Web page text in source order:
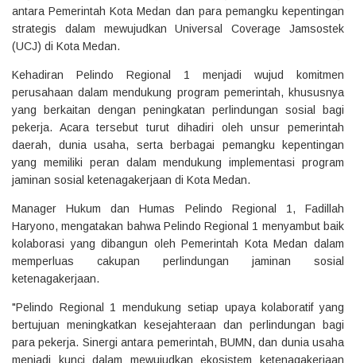
antara Pemerintah Kota Medan dan para pemangku kepentingan
strategis dalam mewujudkan Universal Coverage Jamsostek
(UCJ) di Kota Medan.
‎Kehadiran Pelindo Regional 1 menjadi wujud komitmen
perusahaan dalam mendukung program pemerintah, khususnya
yang berkaitan dengan peningkatan perlindungan sosial bagi
pekerja. Acara tersebut turut dihadiri oleh unsur pemerintah
daerah, dunia usaha, serta berbagai pemangku kepentingan
yang memiliki peran dalam mendukung implementasi program
jaminan sosial ketenagakerjaan di Kota Medan.
‎Manager Hukum dan Humas Pelindo Regional 1, Fadillah
Haryono, mengatakan bahwa Pelindo Regional 1 menyambut baik
kolaborasi yang dibangun oleh Pemerintah Kota Medan dalam
memperluas cakupan perlindungan jaminan sosial
ketenagakerjaan.
‎"Pelindo Regional 1 mendukung setiap upaya kolaboratif yang
bertujuan meningkatkan kesejahteraan dan perlindungan bagi
para pekerja. Sinergi antara pemerintah, BUMN, dan dunia usaha
menjadi kunci dalam mewujudkan ekosistem ketenagakerjaan